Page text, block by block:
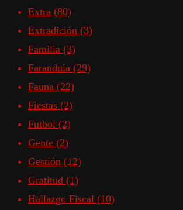
Extra (80)
Extradición (3)
Familia (3)
Farandula (29)
Fauna (22)
Fiestas (2)
Futbol (2)
Gente (2)
Gestión (12)
Gratitud (1)
Hallazgo Fiscal (10)